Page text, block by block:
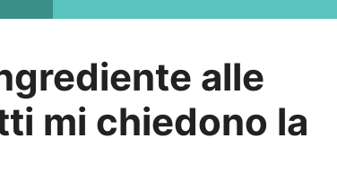
alle
mi chiedono la